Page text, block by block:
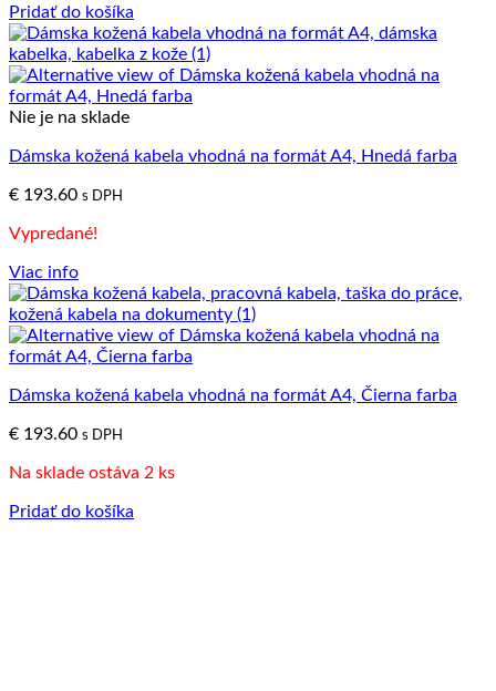
Pridať do košíka
Nie je na sklade
Dámska kožená kabela vhodná na formát A4, Hnedá farba
€ 193.60 s DPH
Vypredané!
Viac info
Dámska kožená kabela vhodná na formát A4, Čierna farba
€ 193.60 s DPH
Na sklade ostáva 2 ks
Pridať do košíka